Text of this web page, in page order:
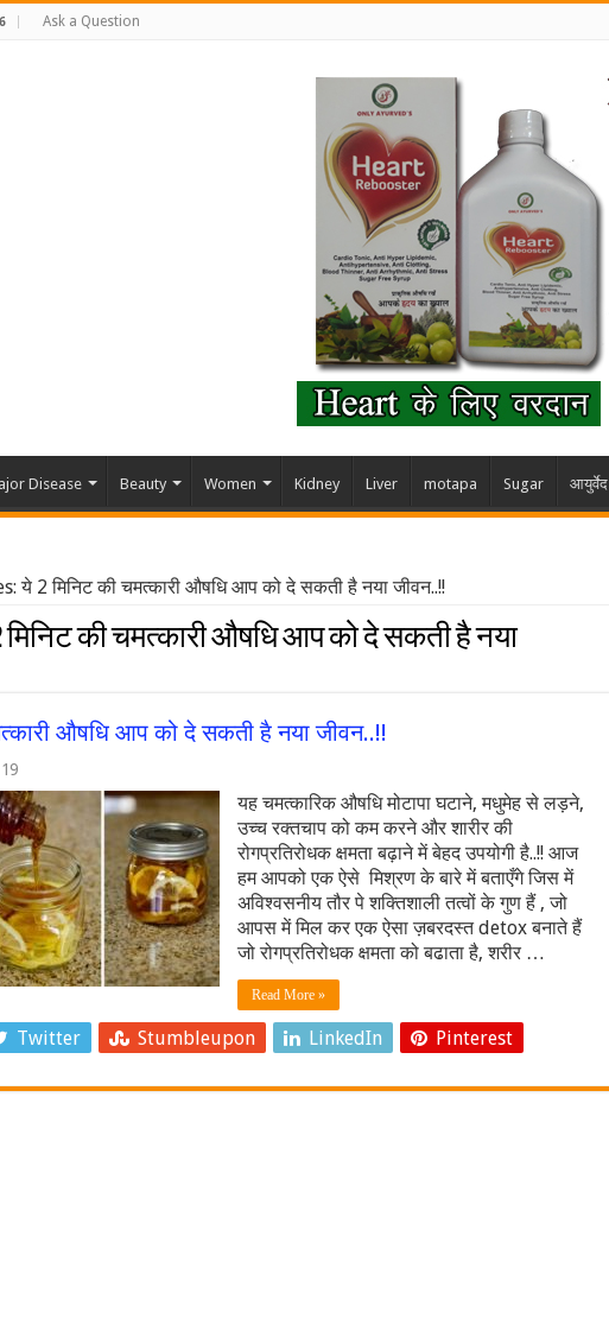
Ask a Question
Disease Beauty Women Kidney Liver motapa Sugar आयुर्वेद
ये 2 मिनिट की चमत्कारी औषधि आप को दे सकती है नया जीवन..!!
मिनिट की चमत्कारी औषधि आप को दे सकती है नया
औषधि आप को दे सकती है नया जीवन..!!
19
यह चमत्कारिक औषधि मोटापा घटाने, मधुमेह से लड़ने,
उच्च रक्तचाप को कम करने और शारीर की
रोगप्रतिरोधक क्षमता बढ़ाने में बेहद उपयोगी है..!! आज
हम आपको एक ऐसे मिश्रण के बारे में बताएँगे जिस में
अविश्वसनीय तौर पे शक्तिशाली तत्वों के गुण हैं , जो
आपस में मिल कर एक ऐसा ज़बरदस्त detox बनाते हैं
जो रोगप्रतिरोधक क्षमता को बढाता है, शरीर …
Read More »
Twitter Stumbleupon LinkedIn Pinterest